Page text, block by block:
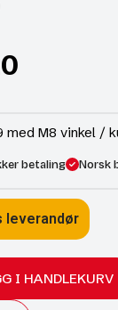
med M8 vinkel /
betaling Norsk
leverandør
I HANDLEKURV